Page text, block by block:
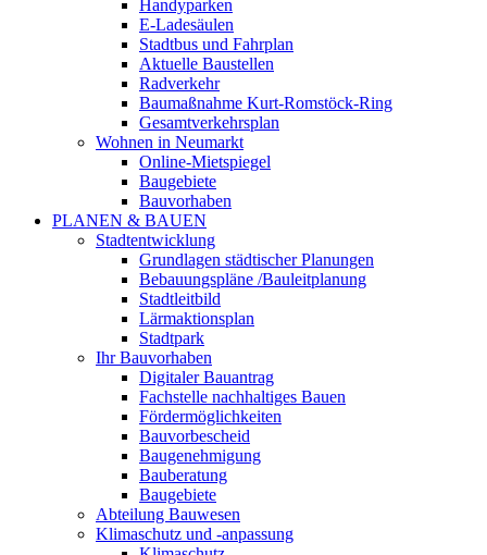
Handyparken
E-Ladesäulen
Stadtbus und Fahrplan
Aktuelle Baustellen
Radverkehr
Baumaßnahme Kurt-Romstöck-Ring
Gesamtverkehrsplan
Wohnen in Neumarkt
Online-Mietspiegel
Baugebiete
Bauvorhaben
PLANEN & BAUEN
Stadtentwicklung
Grundlagen städtischer Planungen
Bebauungspläne /Bauleitplanung
Stadtleitbild
Lärmaktionsplan
Stadtpark
Ihr Bauvorhaben
Digitaler Bauantrag
Fachstelle nachhaltiges Bauen
Fördermöglichkeiten
Bauvorbescheid
Baugenehmigung
Bauberatung
Baugebiete
Abteilung Bauwesen
Klimaschutz und -anpassung